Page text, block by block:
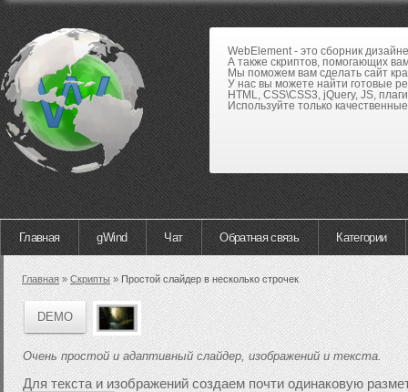
WebElement - это сборник
А также скриптов, помогающих
Мы поможем вам сделать сайт
У нас вы можете найти готовые
HTML, CSS\CSS3, jQuery, JS,
Используйте только
Главная gWind Чат Обратная связь Категории
Главная»Скрипты»Простой слайдер в несколько строчек
DEMO
Очень простой и адаптивный слайдер, изображений и текста.
Для текста и изображений создаем почти одинаковую